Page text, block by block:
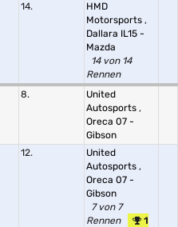
14.
HMD
Motorsports ,
Dallara IL15 -
Mazda
14 von 14
Rennen
8.
United
Autosports ,
Oreca 07 -
Gibson
12.
United
Autosports ,
Oreca 07 -
Gibson
7 von 7
Rennen
1